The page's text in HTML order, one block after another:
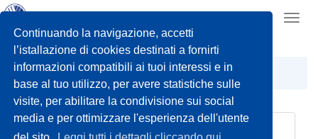
Continuando la navigazione, accetti
l’istallazione di cookies destinati a fornirti
informazioni compatibili ai tuoi interessi e in
base al tuo utilizzo, per avere statistiche sulle
visite, per abilitare la condivisione sui social
media e per ottimizzare l'esperienza dell'utente
BAMBINO ED ADOLESCENTE